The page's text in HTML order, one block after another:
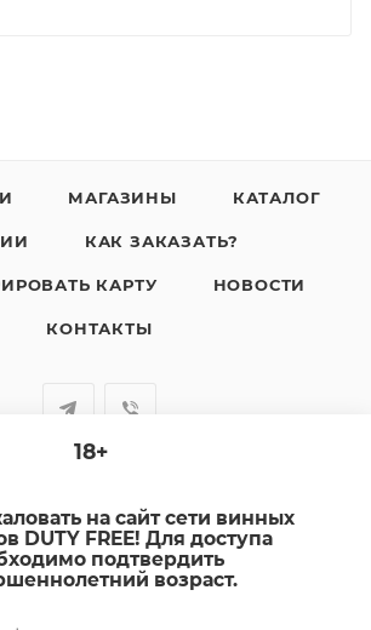
МАГАЗИНЫ КАТАЛОГ
КАК ЗАКАЗАТЬ?
КАРТУ НОВОСТИ
КОНТАКТЫ
sale@dutyfree-online.ru
ул. Шагова, д. 221, кв. 24
18+
на сайт сети винных
DUTY FREE! Для доступа
подтвердить
возраст.